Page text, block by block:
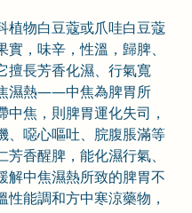
植物白豆蔻或爪哇白豆蔻
實，味辛，性溫，歸脾、
擅長芳香化濕、行氣寬
濕熱——中焦為脾胃所
中焦，則脾胃運化失司，
、噁心嘔吐、脘腹脹滿等
芳香醒脾，能化濕行氣、
解中焦濕熱所致的脾胃不
性能調和方中寒涼藥物，